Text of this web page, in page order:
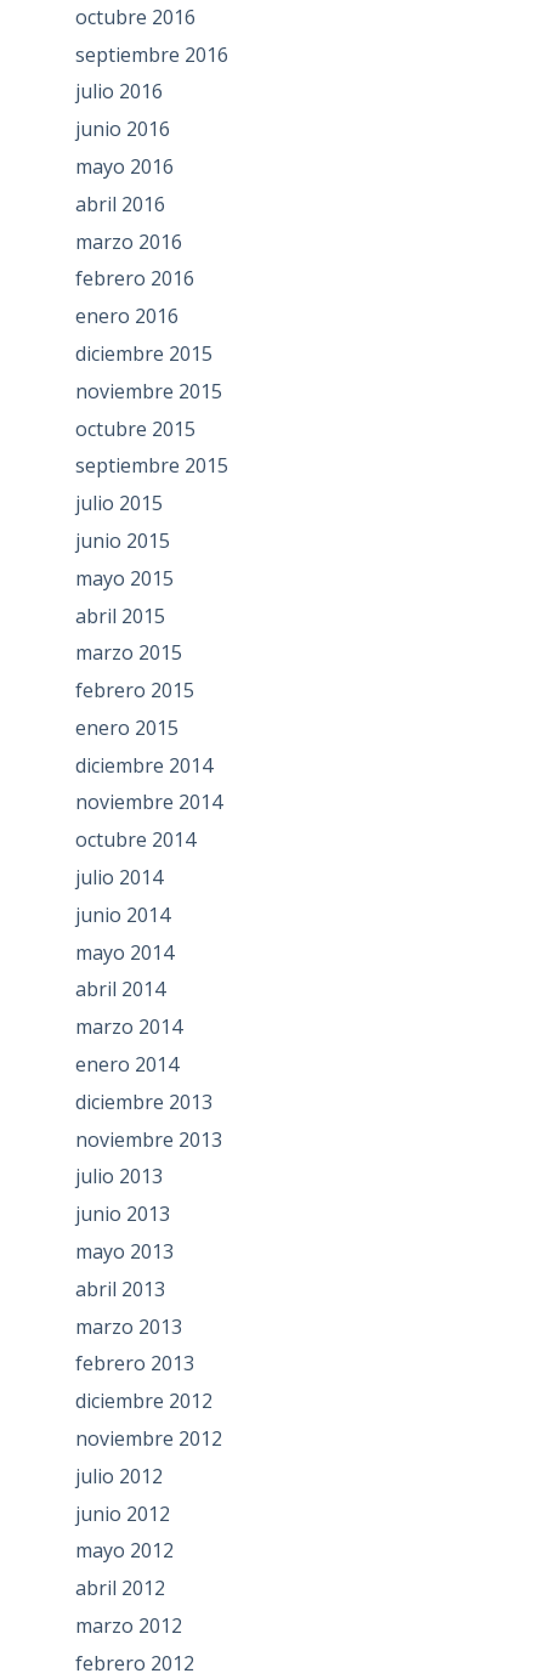
octubre 2016
septiembre 2016
julio 2016
junio 2016
mayo 2016
abril 2016
marzo 2016
febrero 2016
enero 2016
diciembre 2015
noviembre 2015
octubre 2015
septiembre 2015
julio 2015
junio 2015
mayo 2015
abril 2015
marzo 2015
febrero 2015
enero 2015
diciembre 2014
noviembre 2014
octubre 2014
julio 2014
junio 2014
mayo 2014
abril 2014
marzo 2014
enero 2014
diciembre 2013
noviembre 2013
julio 2013
junio 2013
mayo 2013
abril 2013
marzo 2013
febrero 2013
diciembre 2012
noviembre 2012
julio 2012
junio 2012
mayo 2012
abril 2012
marzo 2012
febrero 2012